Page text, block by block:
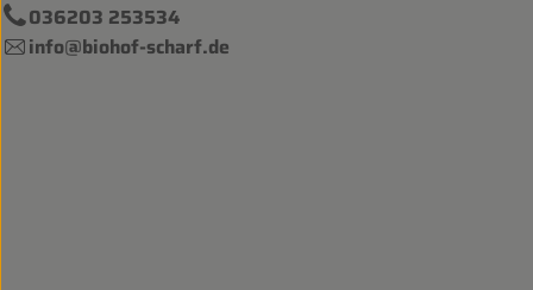
036203 253534
info@biohof-scharf.de